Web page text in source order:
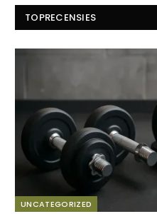
TOPRECENSIES
UNCATEGORIZED